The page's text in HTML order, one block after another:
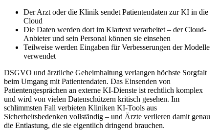
Der Arzt oder die Klinik sendet Patientendaten zur KI in die
Cloud
Die Daten werden dort im Klartext verarbeitet – der Cloud-
Anbieter und sein Personal können sie einsehen
Teilweise werden Eingaben für Verbesserungen der Modelle
verwendet
DSGVO und ärztliche Geheimhaltung verlangen höchste Sorgfalt
beim Umgang mit Patientendaten. Das Einsenden von
Patientengesprächen an externe KI-Dienste ist rechtlich komplex
und wird von vielen Datenschützern kritisch gesehen. Im
schlimmsten Fall verbieten Kliniken KI-Tools aus
Sicherheitsbedenken vollständig – und Ärzte verlieren damit genau
die Entlastung, die sie eigentlich dringend brauchen.